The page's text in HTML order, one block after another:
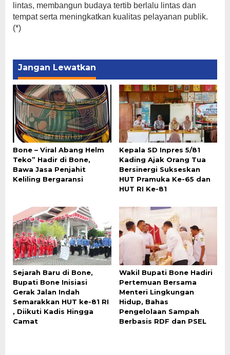
lintas, membangun budaya tertib berlalu lintas dan
tempat serta meningkatkan kualitas pelayanan publik.
(*)
Jangan Lewatkan
Bone – Viral Abang Helm
Teko” Hadir di Bone,
Bawa Jasa Penjahit
Keliling Bergaransi
Kepala SD Inpres 5/81
Kading Ajak Orang Tua
Bersinergi Sukseskan
HUT Pramuka Ke-65 dan
HUT RI Ke-81
Sejarah Baru di Bone,
Bupati Bone Inisiasi
Gerak Jalan Indah
Semarakkan HUT ke-81 RI
, Diikuti Kadis Hingga
Camat
Wakil Bupati Bone Hadiri
Pertemuan Bersama
Menteri Lingkungan
Hidup, Bahas
Pengelolaan Sampah
Berbasis RDF dan PSEL